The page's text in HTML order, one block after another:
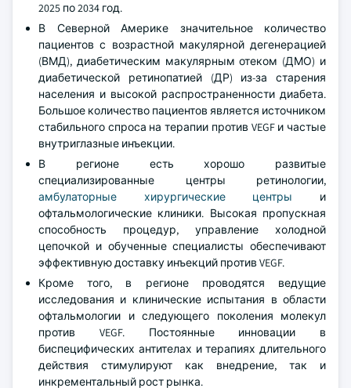
2025 по 2034 год.
В Северной Америке значительное количество
пациентов с возрастной макулярной дегенерацией
(ВМД), диабетическим макулярным отеком (ДМО) и
диабетической ретинопатией (ДР) из-за старения
населения и высокой распространенности диабета.
Большое количество пациентов является источником
стабильного спроса на терапии против VEGF и частые
внутриглазные инъекции.
В регионе есть хорошо развитые
специализированные центры ретинологии,
амбулаторные хирургические центры и
офтальмологические клиники. Высокая пропускная
способность процедур, управление холодной
цепочкой и обученные специалисты обеспечивают
эффективную доставку инъекций против VEGF.
Кроме того, в регионе проводятся ведущие
исследования и клинические испытания в области
офтальмологии и следующего поколения молекул
против VEGF. Постоянные инновации в
биспецифических антителах и терапиях длительного
действия стимулируют как внедрение, так и
инкрементальный рост рынка.